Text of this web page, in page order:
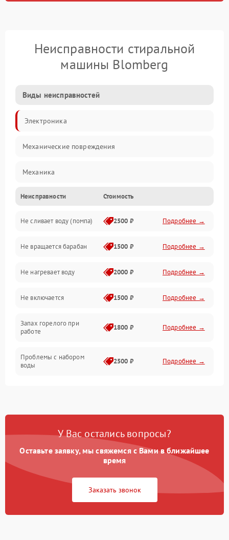
Неисправности стиральной
машины Blomberg
Виды неисправностей
Электроника
Механические повреждения
Механика
Электропитание
Водоснабжение
Слив
Программное обеспечение
Неисправности Стоимость
Не сливает воду (помпа) 2500 ₽ Подробнее →
Не вращается барабан 1500 ₽ Подробнее →
Не нагревает воду 2000 ₽ Подробнее →
Не включается 1500 ₽ Подробнее →
Запах горелого при
работе
1800 ₽ Подробнее →
Проблемы с набором
воды
2500 ₽ Подробнее →
Замена платы управления 2200 ₽ Подробнее →
У Вас остались вопросы?
Оставьте заявку, мы свяжемся с Вами в ближайшее
время
Заказать звонок